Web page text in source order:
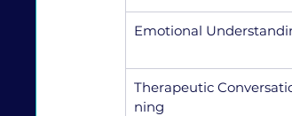
Emotional
Therapeutic
ning